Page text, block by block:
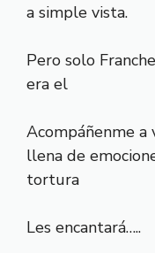
a simple vista.
Pero solo
era el
Acompáñenme a
llena de
tortura
Les encantará…..